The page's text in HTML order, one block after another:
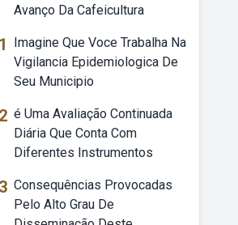
Avanço Da Cafeicultura
Imagine Que Voce Trabalha Na
Vigilancia Epidemiologica De
Seu Municipio
é Uma Avaliação Continuada
Diária Que Conta Com
Diferentes Instrumentos
Consequências Provocadas
Pelo Alto Grau De